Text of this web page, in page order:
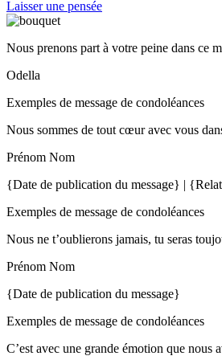
Laisser une pensée
Nous prenons part à votre peine dans ce
Odella
Exemples de message de condoléances
Nous sommes de tout cœur avec vous
Prénom Nom
{Date de publication du message} |
Exemples de message de condoléances
Nous ne t’oublierons jamais, tu seras
Prénom Nom
{Date de publication du message}
Exemples de message de condoléances
C’est avec une grande émotion que nous